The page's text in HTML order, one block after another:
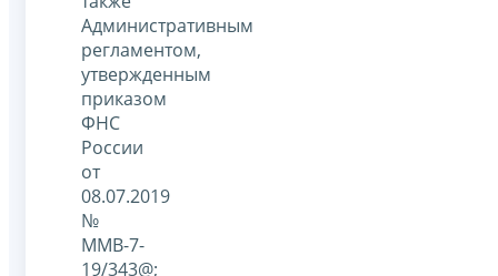
Административным
регламентом,
утвержденным
приказом
ФНС
России
от
08.07.2019
№
ММВ-7-
19/343@;